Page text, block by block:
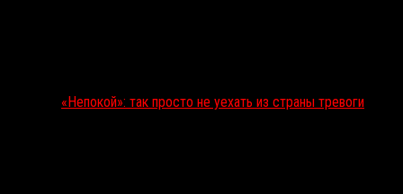
«Непокой»: так просто не уехать из страны тревоги